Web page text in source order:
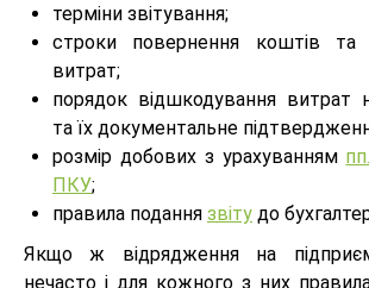
терміни звітування;
строки повернення коштів та
витрат;
порядок відшкодування витрат
та їх документальне
розмір добових з урахуванням
ПКУ;
правила подання звіту до
Якщо ж відрядження на
нечасто і для кожного з них